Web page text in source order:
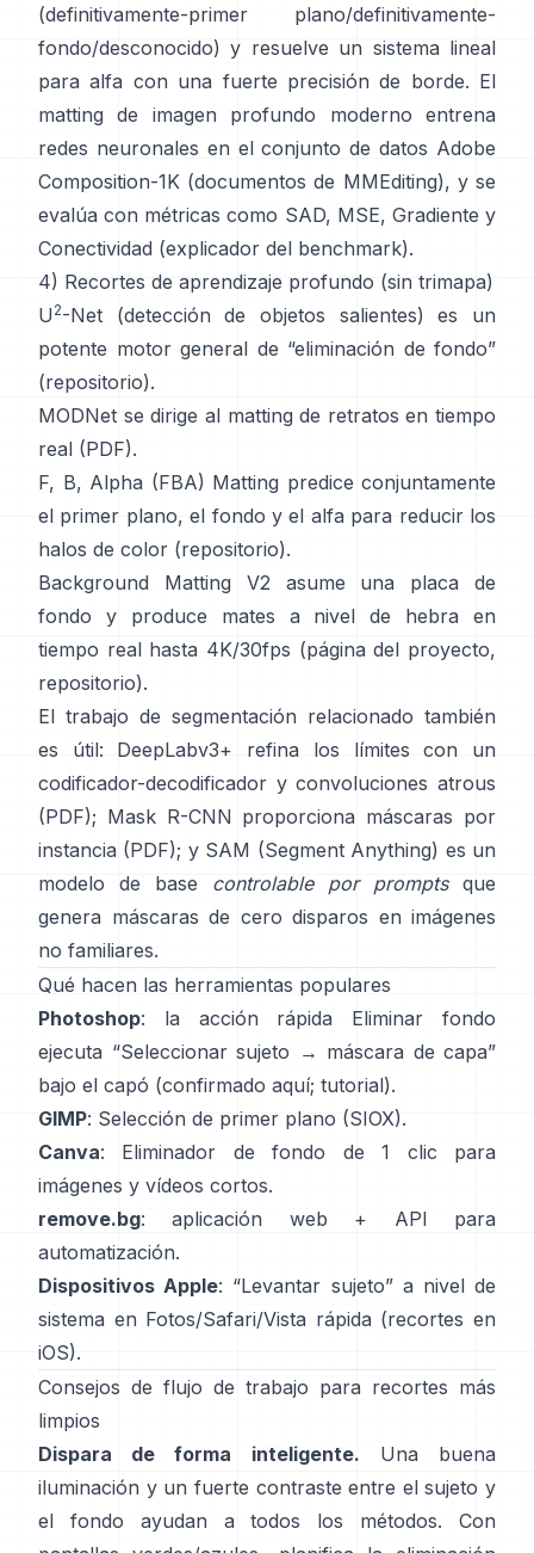
(definitivamente-primer plano/definitivamente-
fondo/desconocido) y resuelve un sistema lineal
para alfa con una fuerte precisión de borde. El
matting de imagen profundo
moderno entrena
redes neuronales en el conjunto de datos Adobe
Composition-1K (documentos de MMEditing), y se
evalúa con métricas como SAD, MSE, Gradiente y
Conectividad (explicador del benchmark).
4) Recortes de aprendizaje profundo (sin trimapa)
U 2-Net (detección de objetos salientes) es un
potente motor general de “eliminación de fondo”
(repositorio).
MODNet se dirige al matting de retratos en tiempo
real (PDF).
F, B, Alpha (FBA) Matting predice conjuntamente
el primer plano, el fondo y el alfa para reducir los
halos de color (repositorio).
Background Matting V2 asume una placa de
fondo y produce mates a nivel de hebra en
tiempo real hasta 4K/30fps (página del proyecto,
repositorio).
El trabajo de segmentación relacionado también
es útil:
DeepLabv3+ refina los límites con un
codificador-decodificador y convoluciones atrous
(PDF); Mask R-CNN proporciona máscaras por
instancia (PDF); y SAM (Segment Anything) es un
modelo de base controlable por promptsque
genera máscaras de cero disparos en imágenes
no familiares.
Qué hacen las herramientas populares
Photoshop: la acción rápida Eliminar fondo
ejecuta “Seleccionar sujeto → máscara de capa”
bajo el capó (confirmado aquí; tutorial).
GIMP: Selección de primer plano (SIOX).
Canva: Eliminador de fondo de 1 clic para
imágenes y vídeos cortos.
remove.bg: aplicación web + API para
automatización.
Dispositivos Apple: “Levantar sujeto” a nivel de
sistema en Fotos/Safari/Vista rápida (recortes en
iOS).
Consejos de flujo de trabajo para recortes más
limpios
Dispara de forma inteligente. Una buena
iluminación y un fuerte contraste entre el sujeto y
el fondo ayudan a todos los métodos. Con